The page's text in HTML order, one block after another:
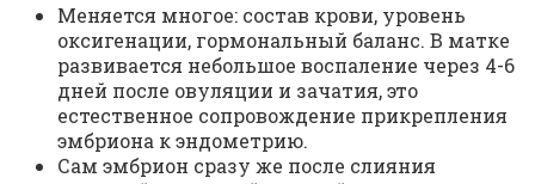
Меняется многое: состав крови, уровень
оксигенации, гормональный баланс. В матке
развивается небольшое воспаление через 4-6
дней после овуляции и зачатия, это
естественное сопровождение прикрепления
эмбриона к эндометрию.
Сам эмбрион сразу же после слияния